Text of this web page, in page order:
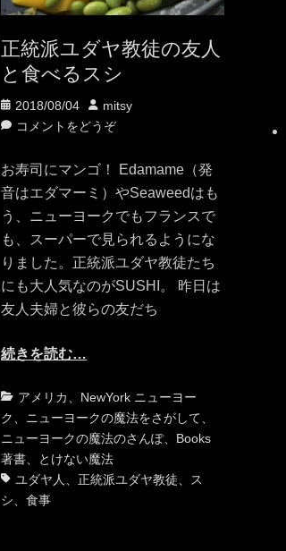
正統派ユダヤ教徒の友人
と食べるスシ
投
稿
2018/08/04
投
稿
mitsy
コメントをどうぞ
お寿司にマンゴ！ Edamame（発
音はエダマーミ）やSeaweedはも
う、ニューヨークでもフランスで
も、スーパーで見られるようにな
りました。正統派ユダヤ教徒たち
にも大人気なのがSUSHI。 昨日は
友人夫婦と彼らの友だち
続きを読む…
カ
テ
ゴ
リ
ー
アメリカ
NewYork ニューヨー
ク
ニューヨークの魔法をさがして
ニューヨークの魔法のさんぽ、 Books
著書
とけない魔法
ユダヤ人 、正統派ユダヤ教徒
ス
シ 、食事